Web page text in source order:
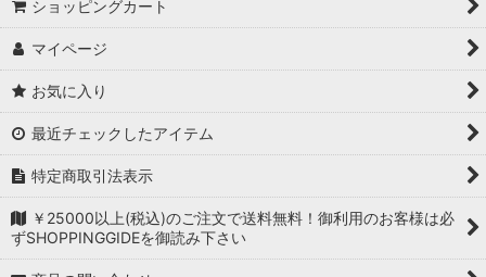
ショッピングカート
マイページ
お気に入り
最近チェックしたアイテム
特定商取引法表示
￥25000以上(税込)のご注文で送料無料！御利用のお客様は必
ずSHOPPINGGIDEを御読み下さい